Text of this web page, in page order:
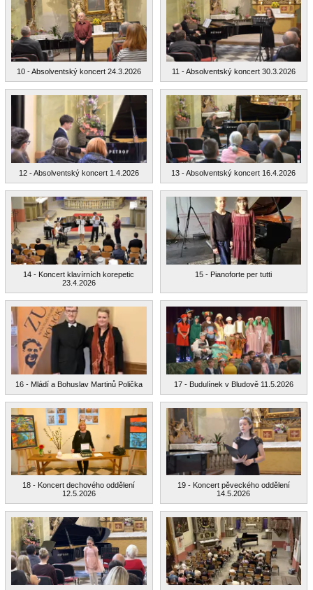
10 - Absolventský koncert 24.3.2026 11 - Absolventský koncert 30.3.2026
12 - Absolventský koncert 1.4.2026 13 - Absolventský koncert 16.4.2026
14 - Koncert klavírních korepetic
23.4.2026
15 - Pianoforte per tutti
16 - Mládí a Bohuslav Martinů Polička 17 - Budulínek v Bludově 11.5.2026
18 - Koncert dechového oddělení
12.5.2026
19 - Koncert pěveckého oddělení
14.5.2026